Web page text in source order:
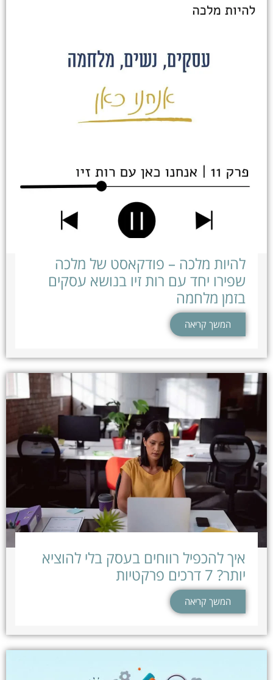
להיות מלכה – פודקאסט של מלכה
שפירו יחד עם רות זיו בנושא עסקים
בזמן מלחמה
המשך קריאה
איך להכפיל רווחים בעסק בלי להוציא
יותר? 7 דרכים פרקטיות
המשך קריאה